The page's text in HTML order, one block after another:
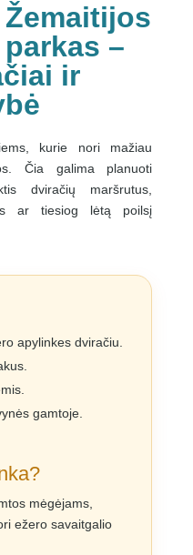
–
ir
kurie nori mažiau
Čia galima planuoti
dviračių maršrutus,
ar tiesiog lėtą poilsį
apylinkes dviračiu.
gamtoje.
mėgėjams,
ežero savaitgalio